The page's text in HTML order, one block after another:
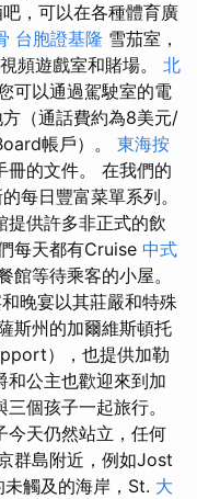
，可以在各種體育廣
台胞證基隆 雪茄室，
頻遊戲室和賭場。 北
可以通過駕駛室的電
（通話費約為8美元/
帳戶）。 東海按
冊的文件。 在我們的
每日豐富菜單系列。
提供許多非正式的飲
每天都有Cruise 中式
館等待乘客的小屋。
晚宴以其莊嚴和特殊
斯州的加爾維斯頓托
），也提供加勒
和公主也歡迎來到加
個孩子一起旅行。
今天仍然站立，任何
群島附近，例如Jost
觸及的海岸，St. 大